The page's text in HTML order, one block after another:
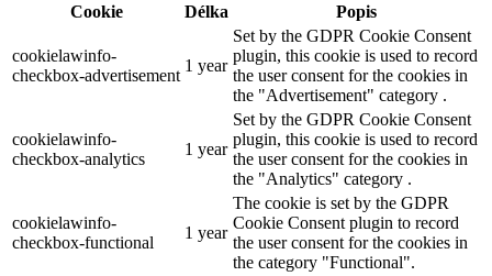
Cookie
Délka Popis
cookielawinfo-
checkbox-advertisement
1 year
Set by the GDPR Cookie Consent
plugin, this cookie is used to record
the user consent for the cookies in
the "Advertisement" category .
cookielawinfo-
checkbox-analytics
1 year
Set by the GDPR Cookie Consent
plugin, this cookie is used to record
the user consent for the cookies in
the "Analytics" category .
cookielawinfo-
checkbox-functional
1 year
The cookie is set by the GDPR
Cookie Consent plugin to record
the user consent for the cookies in
the category "Functional".